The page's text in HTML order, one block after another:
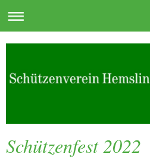
Schützenfest 2022